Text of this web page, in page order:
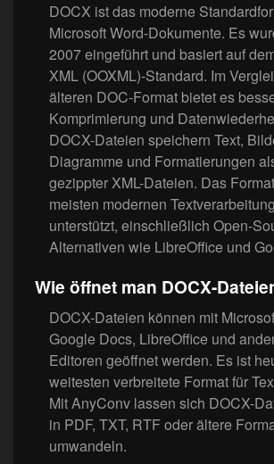
DOCX ist das moderne
Microsoft Word-Dokumente. Es
2007 eingeführt und basiert auf
XML (OOXML)-Standard. Im
älteren DOC-Format bietet es
Komprimierung und
DOCX-Dateien speichern Text,
Diagramme und Formatierungen
gezippter XML-Dateien. Das
meisten modernen
unterstützt, einschließlich Open-
Alternativen wie LibreOffice und
Wie öffnet man DOCX-
DOCX-Dateien können mit
Google Docs, LibreOffice und
Editoren geöffnet werden. Es ist
weitesten verbreitete Format für
Mit AnyConv lassen sich DOCX-
in PDF, TXT, RTF oder ältere
umwandeln.